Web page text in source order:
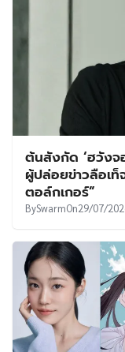
ต้นสังกัด ‘ฮวังจ
ผู้ปล่อยข่าวลือเท็
ตอล์กเกอร์”
BySwarmOn29/07/